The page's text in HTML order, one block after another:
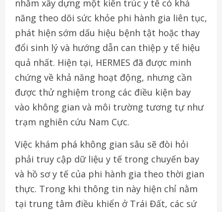
nhằm xây dựng một kiến trúc y tế có khả
năng theo dõi sức khỏe phi hành gia liên tục,
phát hiện sớm dấu hiệu bệnh tật hoặc thay
đổi sinh lý và hướng dẫn can thiệp y tế hiệu
quả nhất. Hiện tại, HERMES đã được minh
chứng về khả năng hoạt động, nhưng cần
được thử nghiệm trong các điều kiện bay
vào không gian và môi trường tương tự như
trạm nghiên cứu Nam Cực.
Việc khám phá không gian sâu sẽ đòi hỏi
phải truy cập dữ liệu y tế trong chuyến bay
và hồ sơ y tế của phi hành gia theo thời gian
thực. Trong khi thông tin này hiện chỉ nằm
tại trung tâm điều khiển ở Trái Đất, các sứ